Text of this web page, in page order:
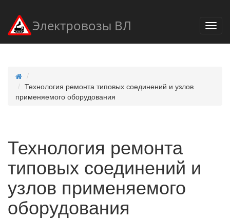
Электровозы ВЛ
Технология ремонта типовых соединений и узлов
применяемого оборудования
Технология ремонта
типовых соединений и
узлов применяемого
оборудования